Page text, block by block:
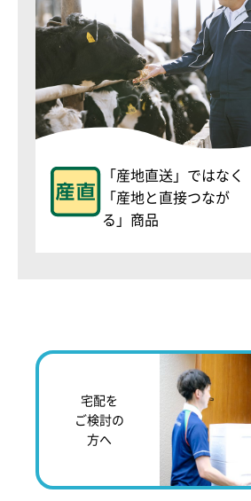
「産地直送」ではなく
「産地と直接つなが
る」商品
宅配を
ご検討の
方へ